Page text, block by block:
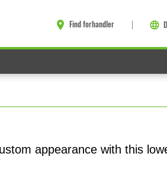
Find forhandler
appearance with this